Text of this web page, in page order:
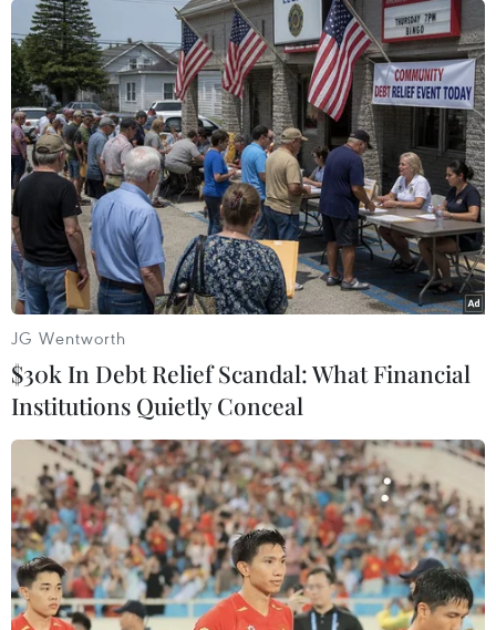
Bắt giữ nhóm đối tượng vận chuyển 300
bánh heroin tại tỉnh Phú Thọ
27/11/2016 10:28
Lực lượng chức năng tỉnh Phú Thọ đã phát hiện, thu giữ
5 can nhựa màu xanh loại 30 lít được khoét dưới đáy
can, bên trong chứa tổng cộng 300 gói có chứa chất bột
màu trắng, được xác định là heroin.
JG Wentworth
$30k In Debt Relief Scandal: What Financial
Institutions Quietly Conceal